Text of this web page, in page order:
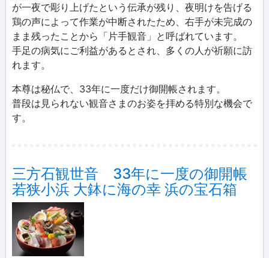
が一夜で彫り上げたという伝承が残り、夜明けを告げる
鶏の声によって作業が中断されたため、右手が未完成の
まま残ったことから「片手観音」と呼ばれています。
手足の病気にご利益があるとされ、多くの人が祈願に訪
れます。
本尊は秘仏で、33年に一度だけ御開帳されます。
普段は見られない観音さまのお姿を拝める特別な機会で
す。
三方石観世音 33年に一度の御開帳
若狭小浜 大鉢に海の幸 浜の宝石箱